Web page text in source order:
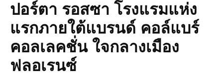
ปอร์ตา รอสซา โรงแรมแห่ง
แรกภายใต้แบรนด์ คอล์แบร์
คอลเลคชั่น ใจกลางเมือง
ฟลอเรนซ์